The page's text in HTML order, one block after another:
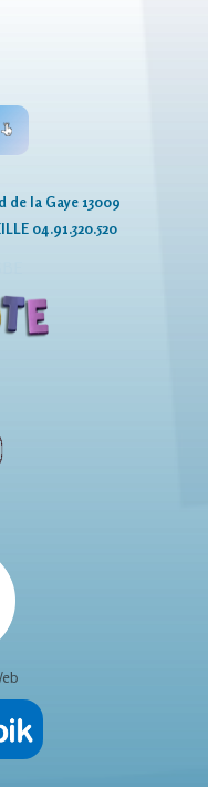
de la Gaye 13009
04.91.320.520